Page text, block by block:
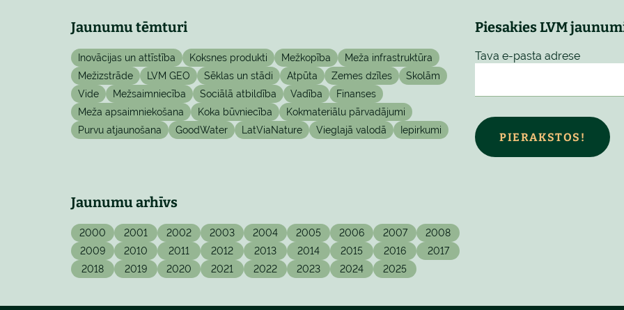
Jaunumu tēmturi
Inovācijas un attīstība Koksnes produkti Mežkopība
Meža infrastruktūra
Mežizstrāde
LVM GEO Sēklas un stādi Atpūta Zemes dzīles
Skolām
Vide
Mežsaimniecība Sociālā atbildība Vadība
Finanses
Meža apsaimniekošana
Koka būvniecība
Kokmateriālu pārvadājumi
Purvu atjaunošana
GoodWater LatViaNature Vieglajā valodā Iepirkumi
Piesakies LVM
Tava e-pasta adrese
PIERAKSTOS!
Jaunumu arhīvs
2000 2001 2002 2003 2004 2005 2006 2007
2008
2009
2010 2011 2012 2013 2014 2015 2016
2017
2018
2019 2020 2021 2022 2023 2024 2025